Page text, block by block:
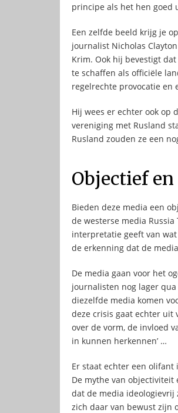
principe als het hen goed
Een zelfde beeld krijg je op
journalist Nicholas
Krim. Ook hij bevestigt
te schaffen als officiële
regelrechte provocatie en
Hij wees er echter ook op
vereniging met Rusland
Rusland zouden ze een
Objectief
Bieden deze media een
de westerse media
interpretatie geeft van
de erkenning dat de
De media gaan voor het
journalisten nog lager
diezelfde media komen
deze crisis gaat echter uit
over de vorm, de invloed
in kunnen herkennen’ …
Er staat echter een
De mythe van
dat de media
zich daar van bewust zijn